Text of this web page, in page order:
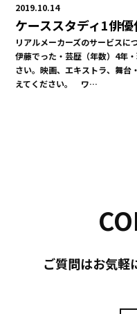
2019.10.14
ケーススタディ1俳
リアルメーカーズのサービス
伊藤でった・芸歴（年数）4年
さい。映画、エキストラ、舞台
えてください。 ワ…
ご質問はお気軽